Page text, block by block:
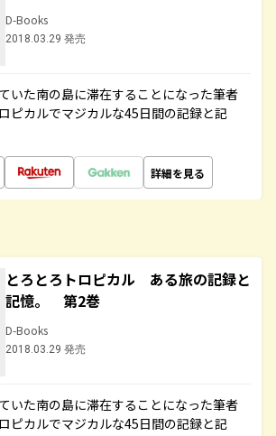
D-Books
2018.03.29 発売
いた南の島に滞在することになった筆者
ピカルでマジカルな45日間の記録と記
詳細を見る
とろとろトロピカル ある旅の記録と
記憶。 第2巻
D-Books
2018.03.29 発売
いた南の島に滞在することになった筆者
ピカルでマジカルな45日間の記録と記